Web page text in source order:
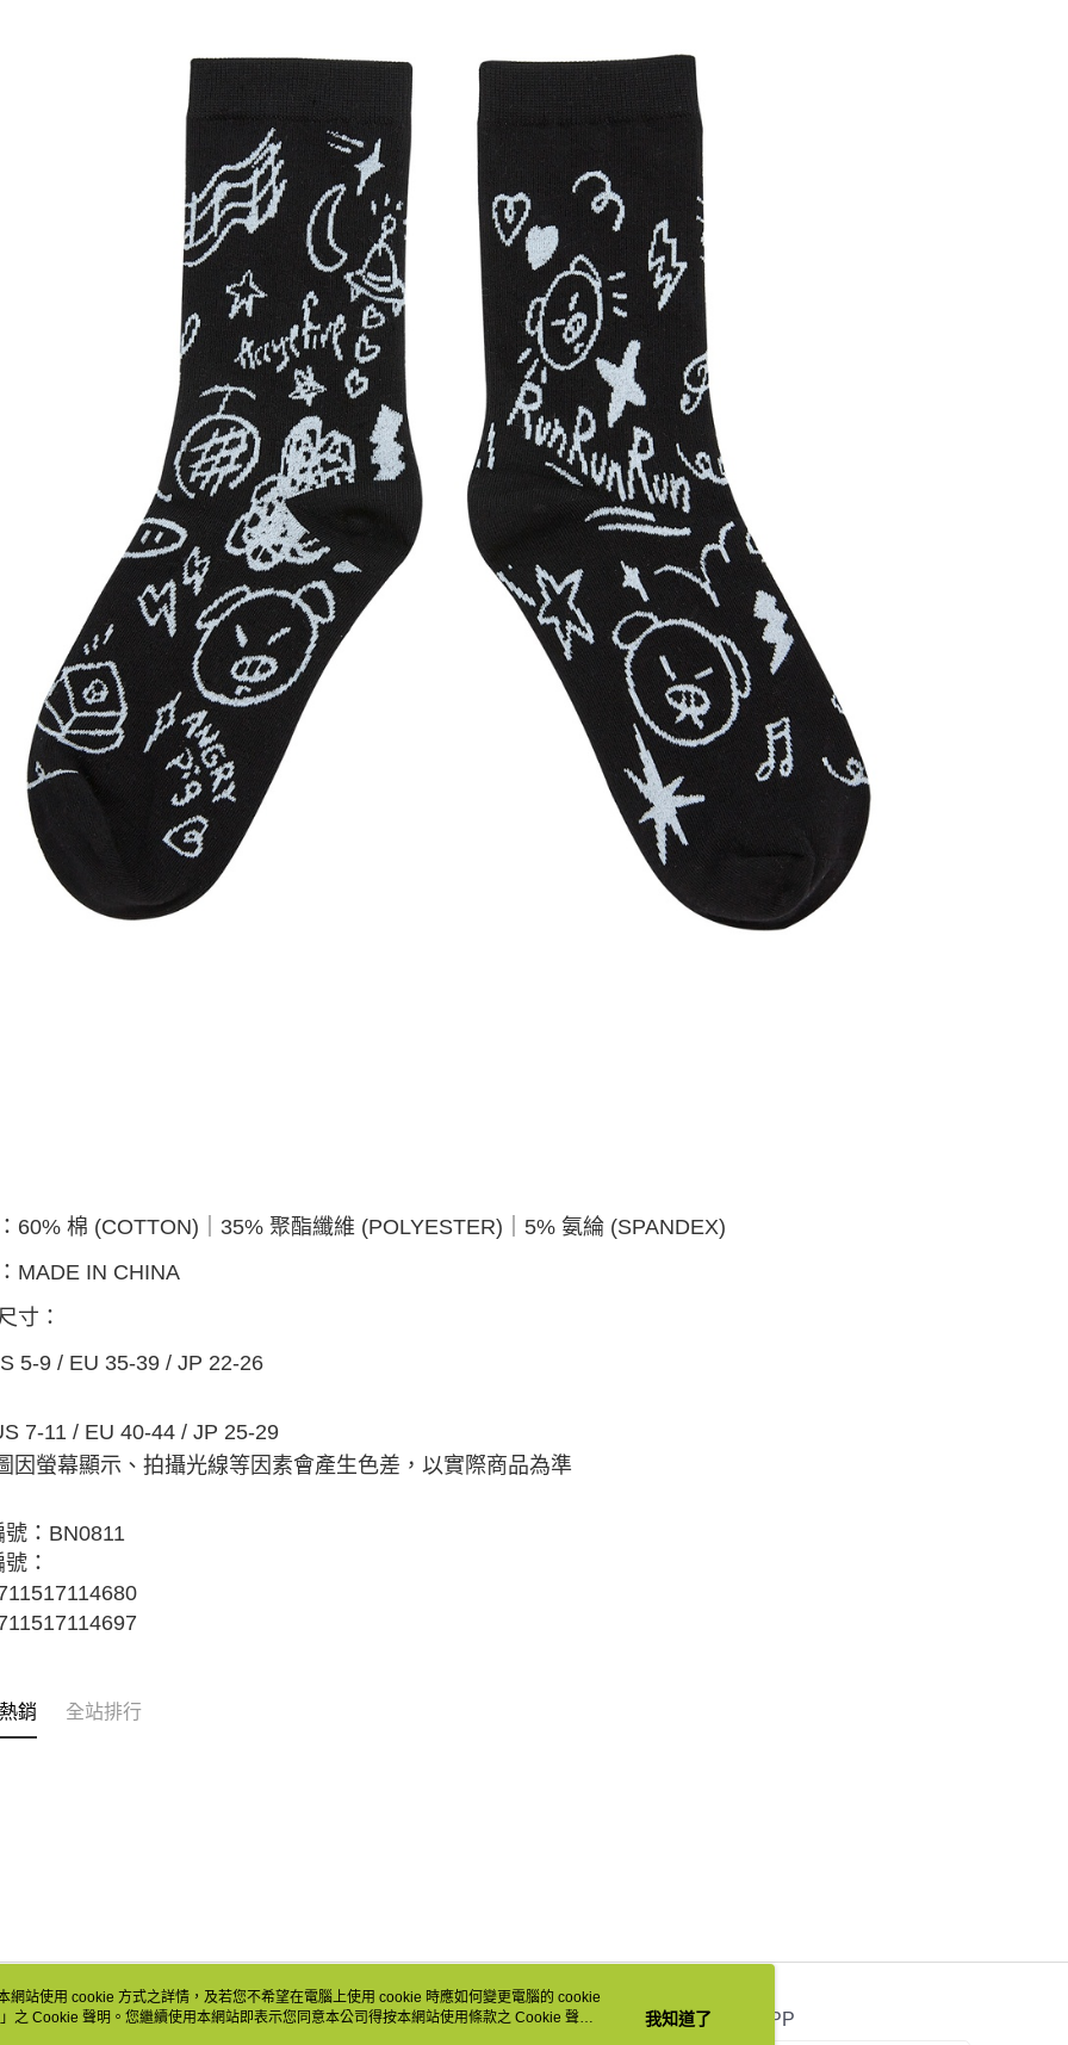
每筆NT$65，滿NT$1,000(含以上)免運費
付款後全家取貨
每筆NT$65，滿NT$1,000(含以上)免運費
7-11取貨付款
每筆NT$65，滿NT$1,000(含以上)免運費
付款後7-11取貨
每筆NT$65，滿NT$1,000(含以上)免運費
宅配
每筆NT$85，滿NT$1,000(含以上)免運費
海外地區配送
60% 棉 (COTTON)｜35% 聚酯纖維 (POLYESTER)｜5% 氨綸 (SPANDEX)
MADE IN CHINA
寸：
5-9 / EU 35-39 / JP 22-26
7-11 / EU 40-44 / JP 25-29
因螢幕顯示、拍攝光線等因素會產生色差，以實際商品為準
號：BN0811
：
銷 全站排行
關於我們 客服資訊 官方APP
網站使用 cookie 方式之詳情，及若您不希望在電腦上使用 cookie 時應如何變更電腦的 cookie
」之 Cookie 聲明。您繼續使用本網站即表示您同意本公司得按本網站使用條款之 Cookie 聲明
我知道了